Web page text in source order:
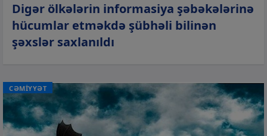
Digər ölkələrin informasiya şəbəkələrinə
hücumlar etməkdə şübhəli bilinən
şəxslər saxlanıldı
CƏMİYYƏT